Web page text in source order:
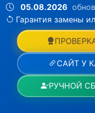
05.08.2026
Гарантия замены
САЙТ У
РУЧНОЙ